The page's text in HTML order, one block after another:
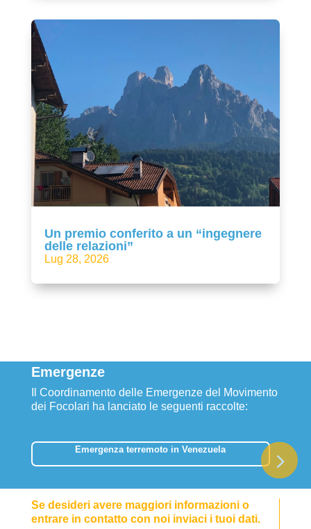
Un premio conferito a un “ingegnere
delle relazioni”
Lug 28, 2026
Emergenze
Il Coordinamento delle Emergenze del Movimento
dei Focolari ha lanciato le seguenti raccolte:
Emergenza terremoto in Venezuela
Se desideri avere maggiori informazioni o
entrare in contatto con noi inviaci i tuoi dati.